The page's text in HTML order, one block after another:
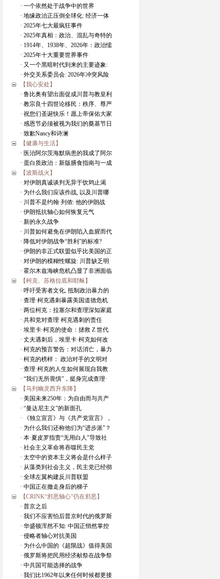
· 一个依然处于战争中的世界
· 地缘政治正压倒全球化: 经济一体
· 2025年七大最疯狂事件
· 2025年真相：政治、混乱与奇特的
· 1914年、1938年、2026年：政治懦
· 2025年十大重要世界事件
· 又一个黑暗时代到来的主要迹象:
· 外交关系委员会: 2026年冲突风险
【我心安处】
· 鲁比奥有望出面促成川普与教皇利
· 教宗良十四世论移民：秩序、尊严
· 祝您们圣诞快乐！愿上帝保佑大家
· 感恩节必须被视为我们的奠基节日
· 致歉Nancy和诗澜
【健康与生活】
· 医治阿尔茨海默病患的我成了阿尔
· 蛋白质政治：新版膳食指南与一成
【波斯战火】
· 对伊朗真诚谈判无异于饮鸩止渴
· 为什么我们应该作战, 以及川普哪
· 川普不是约翰·列侬: 他的伊朗战
· 伊朗抵抗轴心如何恢复元气
· 新的永久战争
· 川普如何避免在伊朗陷入血腥而代
· 降低对伊朗战争“胜利”的标准?
· 伊朗的非正式联盟似乎比美国的正
· 对伊朗的模糊性螺旋: 川普缺乏明
· 霍尔木兹海峡危机凸显了非洲面临
【柯克、苏格拉底和耶稣】
· 呼吁受害者文化, 抵制政治暴力的
· 查理·柯克遇刺暴露美国道德危机
· 两位柯克：拉塞尔和查理深知家庭
· 共和党对查理·柯克遇刺的责任
· 埃里卡·柯克的使命：拯救 Z 世代
· 丈夫遇刺后，埃里卡·柯克如何改
· 柯克的预言警告：对话消亡，暴力
· 柯克的榜样： 政治对手的文明对
· 查理·柯克的人生如何展现自我教
· “我们无所畏惧”，挺身完成查理·
【马列幽灵西升东降】
· 美国未来250年：为自由而与共产
· “曼达尼主义”的新面孔
· 《独立宣言》与《共产党宣言》，
· 为什么我们还称他们为“进步派”？
· 本·夏皮罗指责“无用白人”导致社
· 社会主义革命将吞噬民主党
· 太空中的资本主义将会是什么样子
· 从藻类到社会主义，民主党已经彻
· 全球左翼构建反川普联盟
· 中国正在撤走身后的梯子
【CRINK“邪恶轴心”仍在邪恶】
· 普京之后
· 我们不应害怕后普京时代的俄罗斯
· 华盛顿浑然不知: 中国正悄然掌控
· 侵略者轴心对抗美国
· 为什么中国的《超限战》值得美国
· 俄罗斯将把民用经济献祭在战争祭
· 中共国可能选择的战争
· 我们比1962年以来任何时候都更接